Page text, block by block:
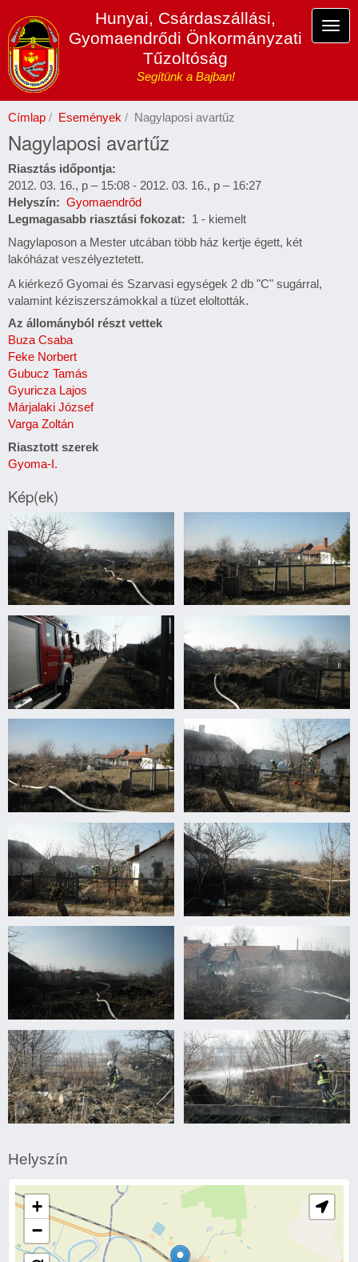
tartalomra
Hunyai, Csárdaszállási,
Gyomaendrődi Önkormányzati
Tűzoltóság
Segítünk a Bajban!
Címlap Események Nagylaposi avartűz
Nagylaposi avartűz
Riasztás időpontja
2012. 03. 16., p – 15:08 - 2012. 03. 16., p – 16:27
Helyszín
Gyomaendrőd
Legmagasabb riasztási fokozat
1 - kiemelt
Nagylaposon a Mester utcában több ház kertje égett, két
lakóházat veszélyeztetett.
A kiérkező Gyomai és Szarvasi egységek 2 db "C" sugárral,
valamint kéziszerszámokkal a tüzet eloltották.
Az állományból részt vettek
Buza Csaba
Feke Norbert
Gubucz Tamás
Gyuricza Lajos
Márjalaki József
Varga Zoltán
Riasztott szerek
Gyoma-I.
Kép(ek)
Nagylaposi
avartűz
avartűz
Nagylaposi
avartűz
avartűz
Nagylaposi
avartűz
Nagylaposi
avartűz
Nagylaposi
avartűz
Nagylaposi
avartűz
Nagylaposi
avartűz
Helyszín
+
−